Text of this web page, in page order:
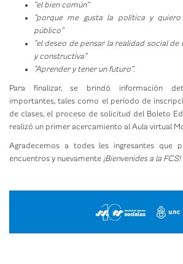
“el bien común”
“porque me gusta la política y
público”
“el deseo de pensar la realidad social
y constructiva”
“Aprender y tener un futuro”.
Para finalizar, se brindó información
importantes, tales como el período de
de clases, el proceso de solicitud del Boleto
realizó un primer acercamiento al Aula virtual
Agradecemos a todes les ingresantes que
encuentros y nuevamente ¡Bienvenides a la FCS!